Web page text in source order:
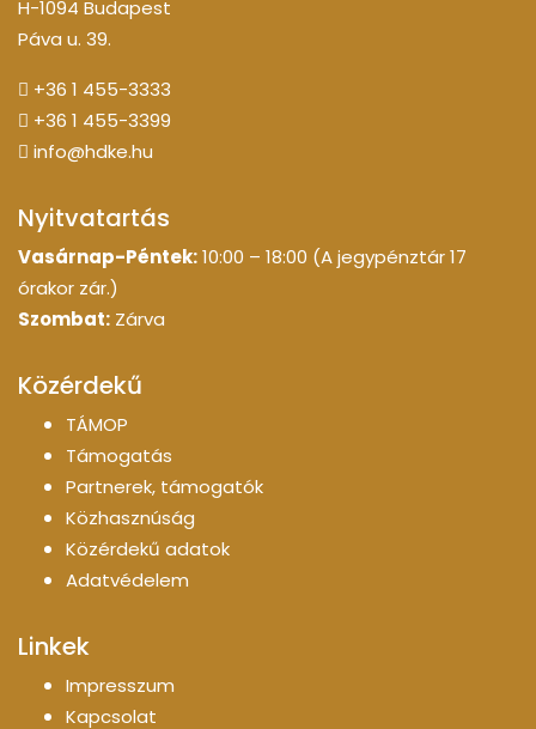
H-1094 Budapest
Páva u. 39.
+36 1 455-3333
+36 1 455-3399
info@hdke.hu
Nyitvatartás
Vasárnap-Péntek:10:00 – 18:00 (A jegypénztár 17
órakor zár.)
Szombat: Zárva
Közérdekű
TÁMOP
Támogatás
Partnerek, támogatók
Közhasznúság
Közérdekű adatok
Adatvédelem
Linkek
Impresszum
Kapcsolat